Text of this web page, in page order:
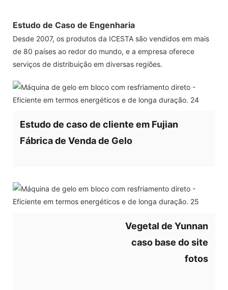
Estudo de Caso de Engenharia
Desde 2007, os produtos da ICESTA são vendidos em mais
de 80 países ao redor do mundo, e a empresa oferece
serviços de distribuição em diversas regiões.
Estudo de caso de cliente em Fujian
Fábrica de Venda de Gelo
Vegetal de Yunnan
caso base do site
fotos